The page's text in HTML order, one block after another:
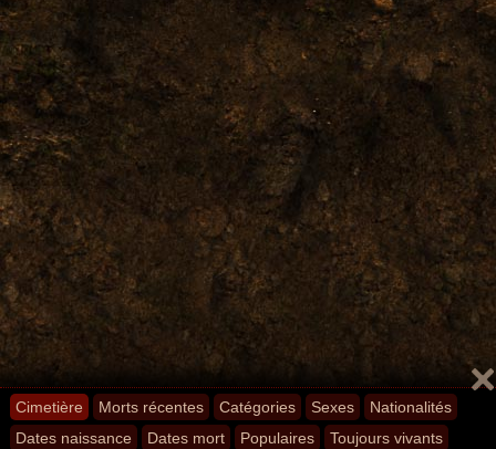
Cimetière Morts récentes Catégories Sexes
Nationalités
Dates naissance
Dates mort Populaires Toujours vivants